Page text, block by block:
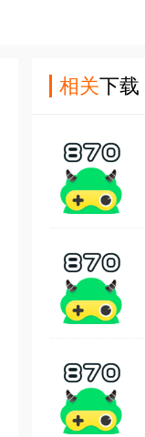
相关下载